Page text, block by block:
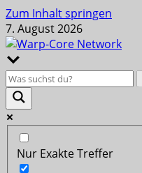
Zum Inhalt springen
7. August 2026
Nur Exakte Treffer